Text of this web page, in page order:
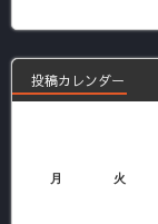
事
投稿カレンダー
月 火